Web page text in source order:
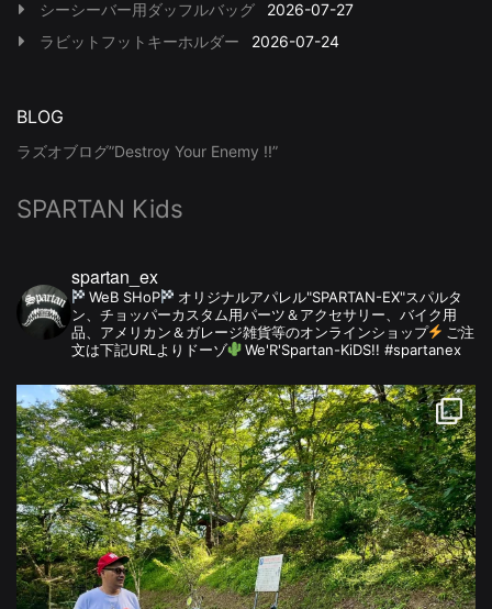
シーシーバー用ダッフルバッグ
2026-07-27
ラビットフットキーホルダー
2026-07-24
BLOG
ラズオブログ”Destroy Your Enemy !!”
SPARTAN Kids
spartan_ex
WeB SHoP
オリジナルアパレル"SPARTAN-EX"スパルタ
ン、チョッパーカスタム用パーツ＆アクセサリー、バイク用
品、アメリカン＆ガレージ雑貨等のオンラインショップ
ご注
文は下記URLよりドーゾ
We'R'Spartan-KiDS!! #spartanex